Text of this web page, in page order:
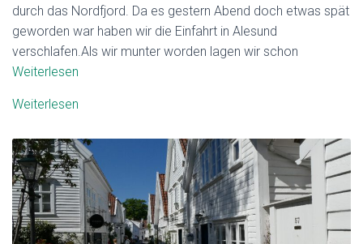
durch das Nordfjord. Da es gestern Abend doch etwas spät
geworden war haben wir die Einfahrt in Alesund
verschlafen.Als wir munter worden lagen wir schon
Weiterlesen
Weiterlesen